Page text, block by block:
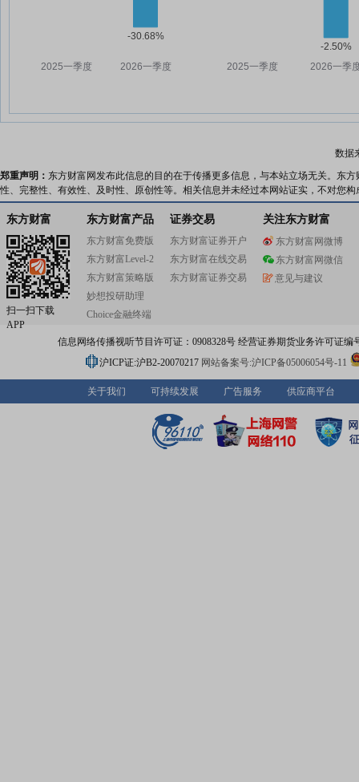
数据
郑重声明： 东方财富网发布此信息的目的在于传播更多信息，与本站立场无关。东
性、完整性、有效性、及时性、原创性等。相关信息并未经过本网站证实，不对您
东方财富
扫一扫下载
APP
东方财富产品
东方财富免费版
东方财富Level-2
东方财富策略版
妙想投研助理
Choice金融终端
证券交易
东方财富证券开户
东方财富在线交易
东方财富证券交易
关注东方财富
东方财富网微博
东方财富网微信
意见与建议
信息网络传播视听节目许可证：0908328号 经营证券期货业务许可证编
沪ICP证:沪B2-20070217 网站备案号:沪ICP备05006054号-11
关于我们 可持续发展 广告服务 供应商平台